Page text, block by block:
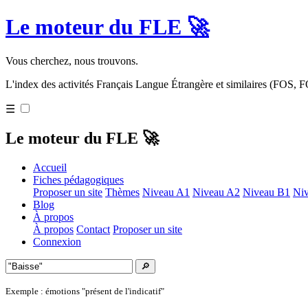
Le moteur du FLE 🚀
Vous cherchez, nous trouvons.
L'index des activités Français Langue Étrangère et similaires (FOS,
☰
Le moteur du FLE 🚀
Accueil
Fiches pédagogiques
Proposer un site Thèmes Niveau A1 Niveau A2 Niveau B1
Blog
À propos
À propos Contact Proposer un site
Connexion
🔎
Exemple : émotions "présent de l'indicatif"